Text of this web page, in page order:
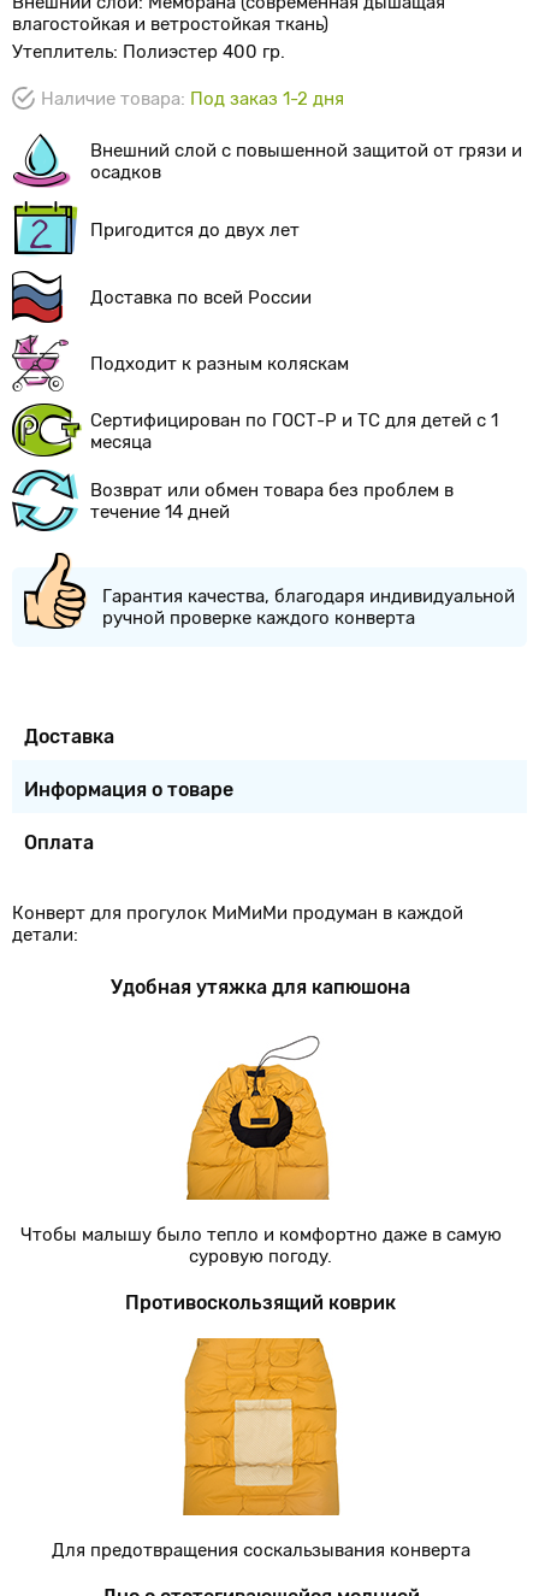
влагостойкая и ветростойкая ткань)
Утеплитель: Полиэстер 400 гр.
Наличие товара: Под заказ 1-2 дня
Внешний слой с повышенной защитой от грязи и
осадков
Пригодится до двух лет
Доставка по всей России
Подходит к разным коляскам
Сертифицирован по ГОСТ-Р и ТС для детей с 1
месяца
Возврат или обмен товара без проблем в
течение 14 дней
Гарантия качества, благодаря индивидуальной
ручной проверке каждого конверта
Доставка
Информация о товаре
Оплата
Конверт для прогулок МиМиМи продуман в каждой
детали:
Удобная утяжка для капюшона
Чтобы малышу было тепло и комфортно даже в самую
суровую погоду.
Противоскользящий коврик
Для предотвращения соскальзывания конверта